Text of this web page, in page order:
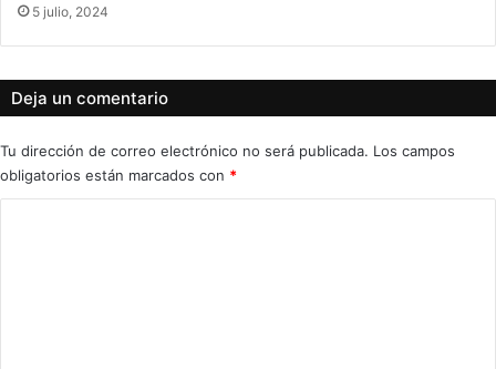
5 julio, 2024
Deja un comentario
Tu dirección de correo electrónico no será publicada. Los campos
obligatorios están marcados con *